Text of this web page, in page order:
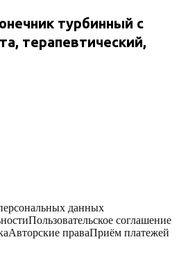
турбинный с
терапевтический,
данных
Пользовательское соглашение
Авторские праваПриём платежей